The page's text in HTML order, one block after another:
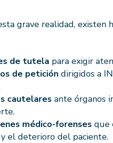
grave realidad, existen
de tutela para exigir
de petición dirigidos a
cautelares ante órganos
médico-forenses que
el deterioro del paciente.